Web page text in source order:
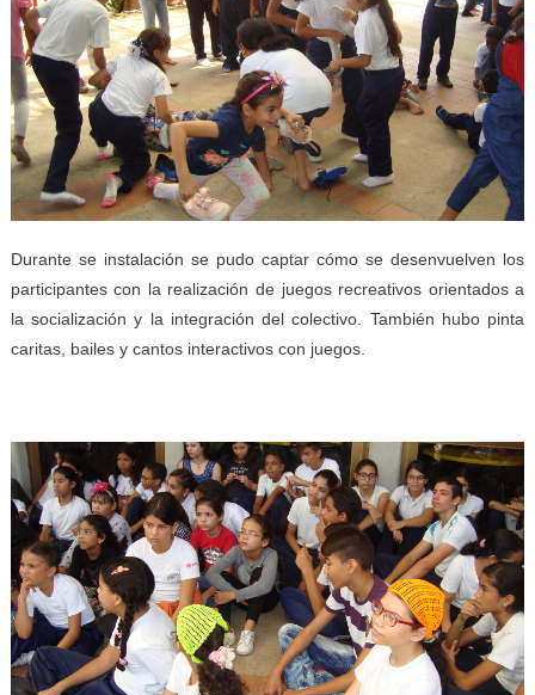
Durante se instalación se pudo captar cómo se desenvuelven los
participantes con la realización de juegos recreativos orientados a
la socialización y la integración del colectivo. También hubo pinta
caritas, bailes y cantos interactivos con juegos.